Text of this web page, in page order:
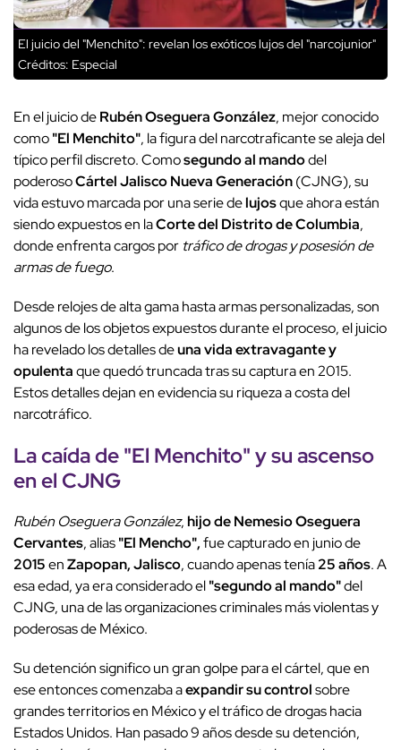
El juicio del "Menchito": revelan los exóticos lujos del "narcojunior"
Créditos: Especial
En el juicio deRubén Oseguera González, mejor conocido
como"El Menchito", la figura del narcotraficante se aleja del
típico perfil discreto. Comosegundo al mandodel
poderosoCártel Jalisco Nueva Generación(CJNG), su
vida estuvo marcada por una serie delujosque ahora están
siendo expuestos en laCorte del Distrito de Columbia,
donde enfrenta cargos por tráfico de drogas y posesión de
armas de fuego.
Desde relojes de alta gama hasta armas personalizadas, son
algunos de los objetos expuestos durante el proceso, el juicio
ha revelado los detalles deuna vida extravagante y
opulentaque quedó truncada tras su captura en 2015.
Estos detalles dejan en evidencia su riqueza a costa del
narcotráfico.
La caída de "El Menchito" y su ascenso
en el CJNG
Rubén Oseguera González,hijo de Nemesio Oseguera
Cervantes, alias"El Mencho",fue capturado en junio de
2015enZapopan, Jalisco, cuando apenas tenía25 años. A
esa edad, ya era considerado el"segundo al mando"del
CJNG, una de las organizaciones criminales más violentas y
poderosas de México.
Su detención significo un gran golpe para el cártel, que en
ese entonces comenzaba aexpandir su controlsobre
grandes territorios en México y el tráfico de drogas hacia
Estados Unidos. Han pasado 9 años desde su detención,